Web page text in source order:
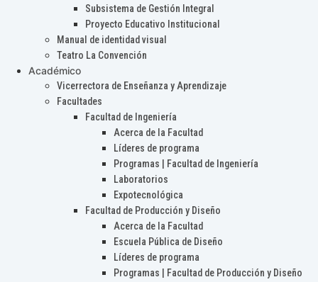
Subsistema de Gestión Integral
Proyecto Educativo Institucional
Manual de identidad visual
Teatro La Convención
Académico
Vicerrectora de Enseñanza y Aprendizaje
Facultades
Facultad de Ingeniería
Acerca de la Facultad
Líderes de programa
Programas | Facultad de Ingeniería
Laboratorios
Expotecnológica
Facultad de Producción y Diseño
Acerca de la Facultad
Escuela Pública de Diseño
Líderes de programa
Programas | Facultad de Producción y Diseño